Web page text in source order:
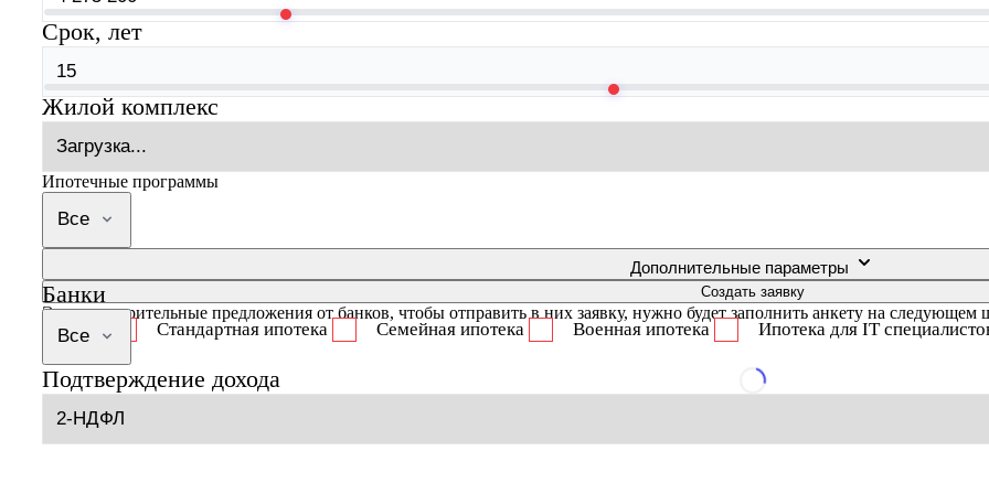
Срок, лет
Жилой комплекс
Ипотечные программы
Все
Стандартная ипотека Семейная ипотека Военная ипотека Ипотека для IT
Дополнительные параметры
Банки
Все
Подтверждение дохода
Создать заявку
Это предварительные предложения от банков, чтобы отправить в них заявку, нужно будет заполнить анкету на следующем